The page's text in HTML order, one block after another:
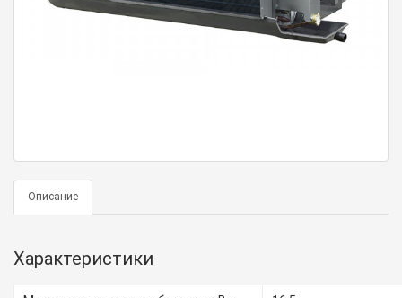
Описание
Характеристики